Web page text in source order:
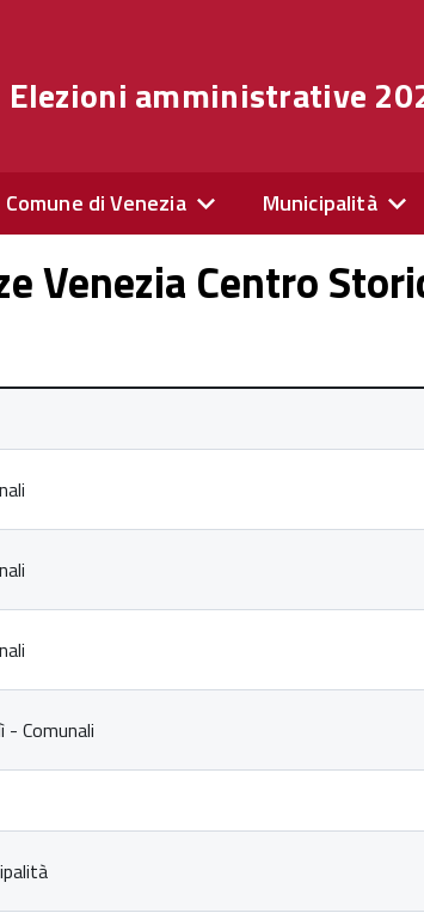
Elezioni amministrative
Comune di Venezia Municipalità
Venezia Centro
- Comunali